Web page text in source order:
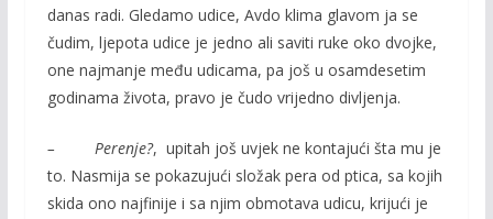
danas radi. Gledamo udice, Avdo klima glavom ja se
čudim, ljepota udice je jedno ali saviti ruke oko dvojke,
one najmanje među udicama, pa još u osamdesetim
godinama života, pravo je čudo vrijedno divljenja.
– Perenje?, upitah još uvjek ne kontajući šta mu je
to. Nasmija se pokazujući složak pera od ptica, sa kojih
skida ono najfinije i sa njim obmotava udicu, krijući je